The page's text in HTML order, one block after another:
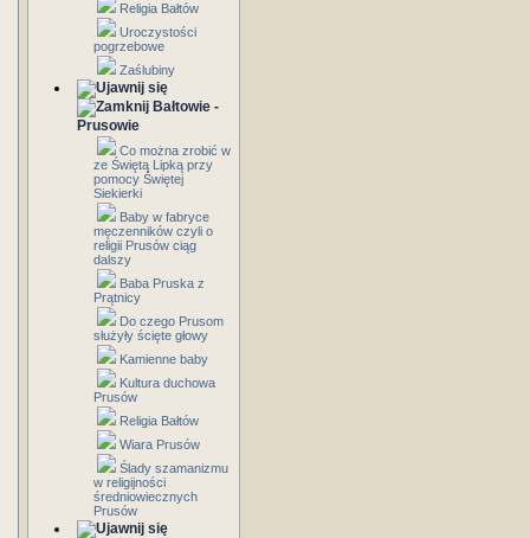
Religia Bałtów
Uroczystości
pogrzebowe
Zaślubiny
Bałtowie -
Prusowie
Co można zrobić w
ze Świętą Lipką przy
pomocy Świętej
Siekierki
Baby w fabryce
męczenników czyli o
religii Prusów ciąg
dalszy
Baba Pruska z
Prątnicy
Do czego Prusom
służyły ścięte głowy
Kamienne baby
Kultura duchowa
Prusów
Religia Bałtów
Wiara Prusów
Ślady szamanizmu
w religijności
średniowiecznych
Prusów